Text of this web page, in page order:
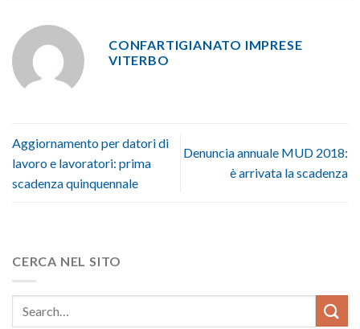
CONFARTIGIANATO IMPRESE
VITERBO
Aggiornamento per datori di
lavoro e lavoratori: prima
scadenza quinquennale
Denuncia annuale MUD 2018:
è arrivata la scadenza
CERCA NEL SITO